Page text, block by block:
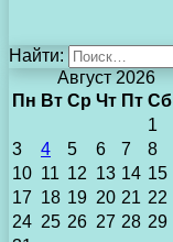
Найти:
Август 2026
Пн Вт Ср Чт Пт Сб
1
3
4 5 6 7 8
10 11 12 13 14 15
17 18 19 20 21 22
24 25 26 27 28 29